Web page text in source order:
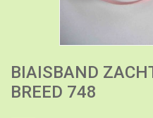
BIAISBAND
BREED 748